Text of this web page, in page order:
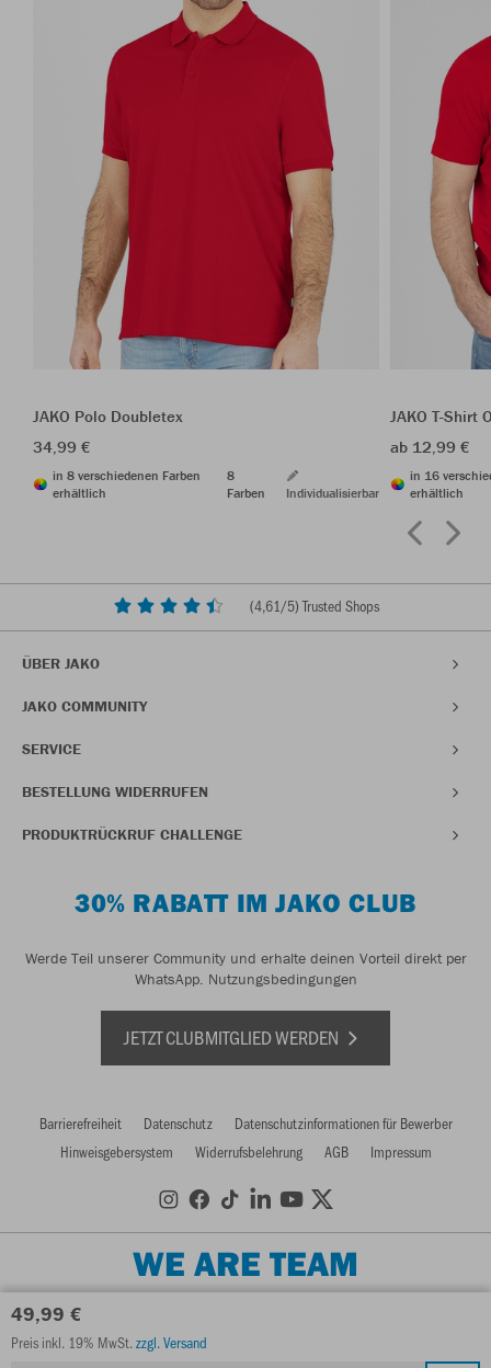
49,99 €
Preis inkl. 19% MwSt.zzgl. Versand
JAKO Polo Doubletex
34,99 €
in 8 verschiedenen Farben
erhältlich
8
Farben
Individualisierbar
JAKO T-Shirt
ab 12,99 €
in 16
erhältlich
(4,61/5) Trusted Shops
ÜBER JAKO
JAKO COMMUNITY
SERVICE
BESTELLUNG WIDERRUFEN
PRODUKTRÜCKRUF CHALLENGE
30% RABATT IM JAKO CLUB
Werde Teil unserer Community und erhalte deinen Vorteil direkt per
WhatsApp. Nutzungsbedingungen
JETZT CLUBMITGLIED WERDEN
Barrierefreiheit Datenschutz
Datenschutzinformationen für Bewerber
Hinweisgebersystem
Widerrufsbelehrung AGB Impressum
WE ARE TEAM